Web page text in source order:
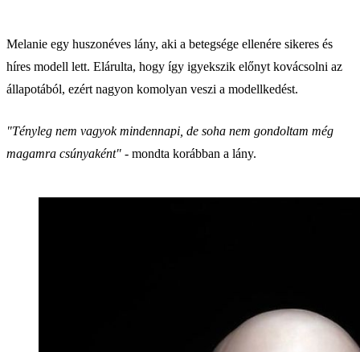
Melanie egy huszonéves lány, aki a betegsége ellenére sikeres és
híres modell lett. Elárulta, hogy így igyekszik előnyt kovácsolni az
állapotából, ezért nagyon komolyan veszi a modellkedést.
"Tényleg nem vagyok mindennapi, de soha nem gondoltam még
magamra csúnyaként" - mondta korábban a lány.